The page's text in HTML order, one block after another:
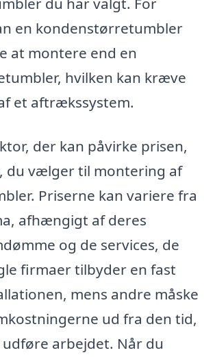
en kondenstørretumbler
at montere end en
hvilken kan kræve
et aftrækssystem.
der kan påvirke prisen,
du vælger til montering af
Priserne kan variere fra
afhængigt af deres
og de services, de
firmaer tilbyder en fast
mens andre måske
ud fra den tid,
arbejdet. Når du